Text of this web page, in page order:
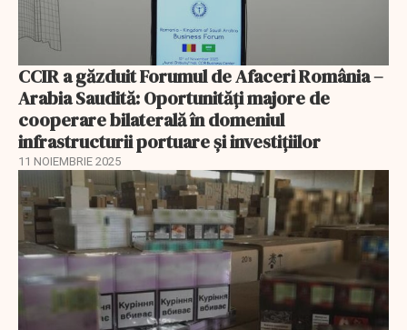
CCIR a găzduit Forumul de Afaceri România –
Arabia Saudită: Oportunități majore de
cooperare bilaterală în domeniul
infrastructurii portuare și investițiilor
11 NOIEMBRIE 2025